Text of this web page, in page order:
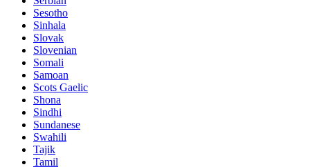
Sesotho
Sinhala
Slovak
Slovenian
Somali
Samoan
Scots Gaelic
Shona
Sindhi
Sundanese
Swahili
Tajik
Tamil